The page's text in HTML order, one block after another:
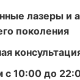
лазеры и
поколения
с 10:00 до